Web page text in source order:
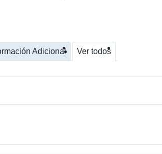
Adicional Ver todos